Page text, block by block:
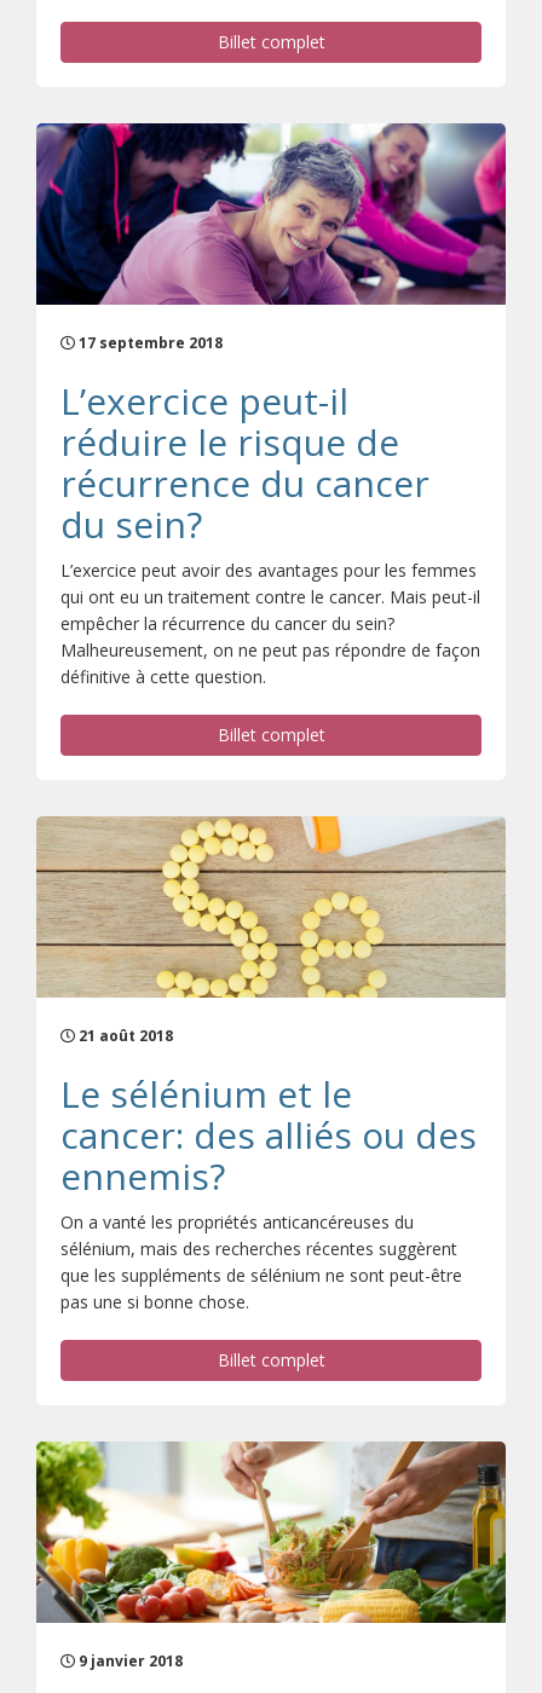
Billet complet
17 septembre 2018
L’exercice peut-il
réduire le risque de
récurrence du cancer
du sein?
L’exercice peut avoir des avantages pour les femmes
qui ont eu un traitement contre le cancer. Mais peut-il
empêcher la récurrence du cancer du sein?
Malheureusement, on ne peut pas répondre de façon
définitive à cette question.
Billet complet
21 août 2018
Le sélénium et le
cancer: des alliés ou des
ennemis?
On a vanté les propriétés anticancéreuses du
sélénium, mais des recherches récentes suggèrent
que les suppléments de sélénium ne sont peut-être
pas une si bonne chose.
Billet complet
9 janvier 2018